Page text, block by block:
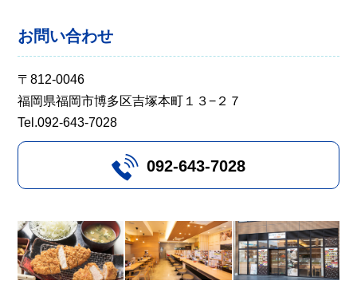
お問い合わせ
〒812-0046
福岡県福岡市博多区吉塚本町１３−２７
Tel.092-643-7028
092-643-7028